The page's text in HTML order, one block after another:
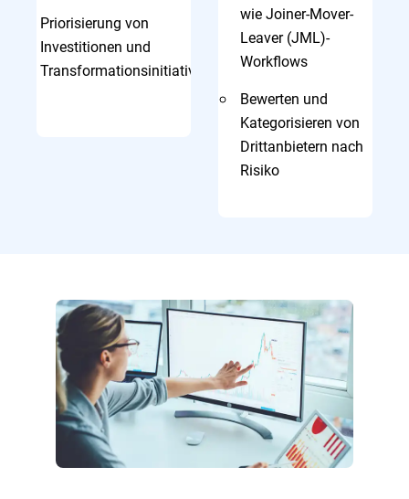
Priorisierung von
Investitionen und
Transformationsinitiativen
wie Joiner-Mover-
Leaver (JML)-
Workflows
Bewerten und
Kategorisieren von
Drittanbietern nach
Risiko